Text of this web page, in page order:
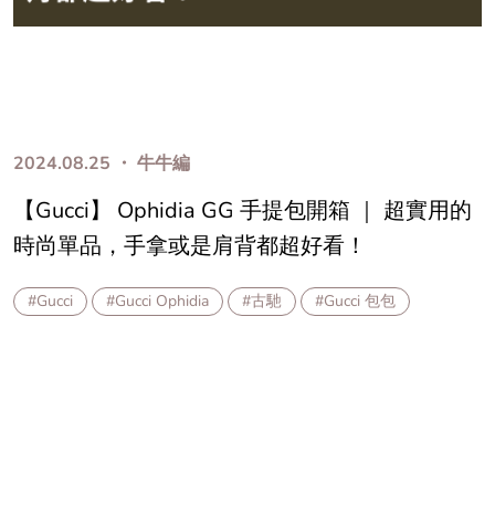
2024.08.25 ・ 牛牛編
【Gucci】 Ophidia GG 手提包開箱 ｜ 超實用的
時尚單品，手拿或是肩背都超好看！
#Gucci #Gucci Ophidia #古馳 #Gucci 包包